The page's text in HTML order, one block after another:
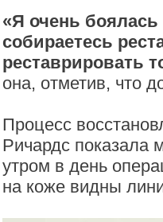
«Я очень
собираетесь
реставрировать
она, отметив, что
Процесс
Ричардс показала
утром в день
на коже видны